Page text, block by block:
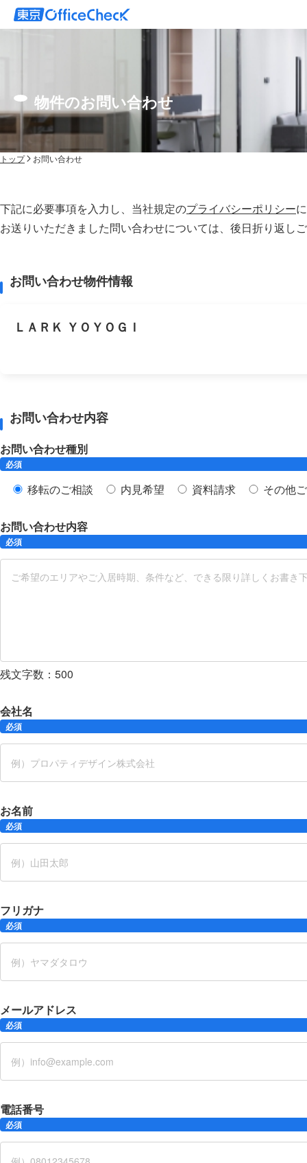
物件のお問い合わせ
トップ お問い合わせ
下記に必要事項を入力し、当社規定のプライバシーポリシー
お送りいただきました問い合わせについては、後⽇折り返し
お問い合わせ物件情報
ＬＡＲＫ ＹＯＹＯＧＩ
お問い合わせ内容
お問い合わせ種別
必須
移転のご相談 内見希望 資料請求 その他
お問い合わせ内容
必須
残文字数： 500
会社名
必須
お名前
必須
フリガナ
必須
メールアドレス
必須
電話番号
必須